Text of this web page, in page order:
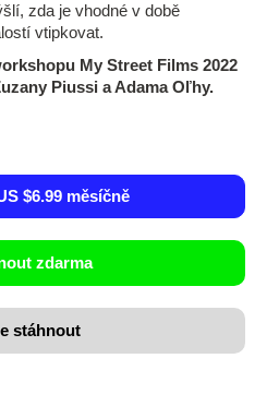
zda je vhodné v době
vtipkovat.
My Street Films 2022
Piussi a Adama Oľhy.
$6.99 měsíčně
zdarma
stáhnout